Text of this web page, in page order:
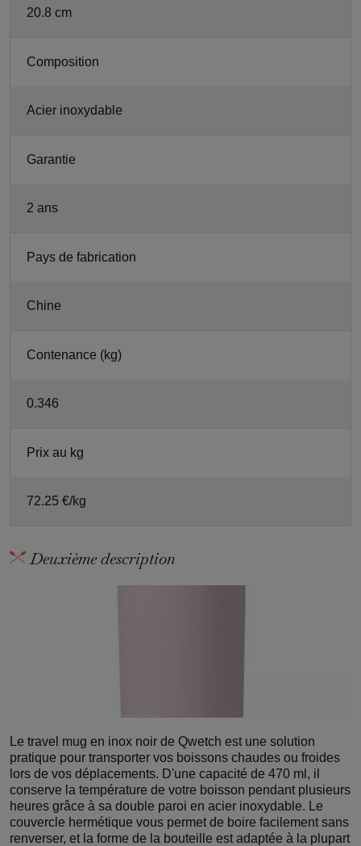
20.8 cm
Composition
Acier inoxydable
Garantie
2 ans
Pays de fabrication
Chine
Contenance (kg)
0.346
Prix au kg
72.25 €/kg
Deuxième description
Le travel mug en inox noir de Qwetch est une solution
pratique pour transporter vos boissons chaudes ou froides
lors de vos déplacements. D'une capacité de 470 ml, il
conserve la température de votre boisson pendant plusieurs
heures grâce à sa double paroi en acier inoxydable. Le
couvercle hermétique vous permet de boire facilement sans
renverser, et la forme de la bouteille est adaptée à la plupart